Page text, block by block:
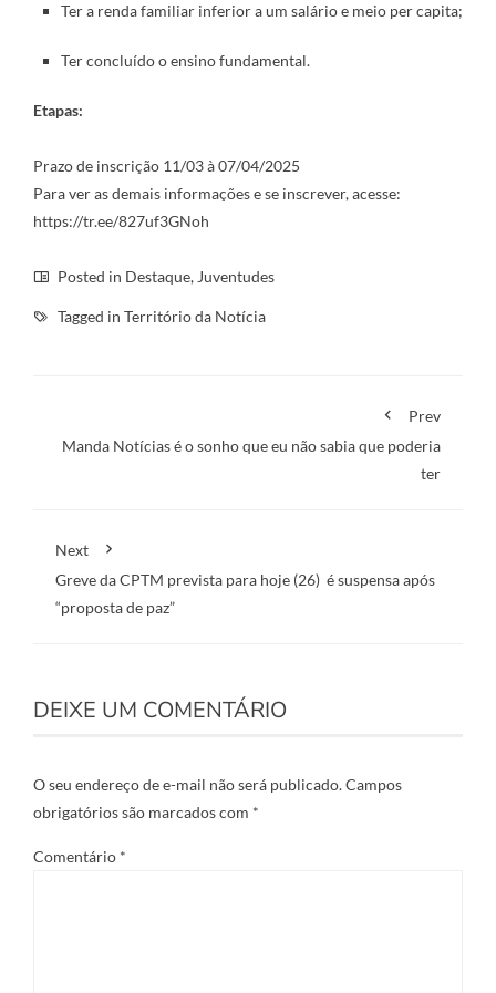
Ter a renda familiar inferior a um salário e meio per capita;
Ter concluído o ensino fundamental.
Etapas:
Prazo de inscrição 11/03 à 07/04/2025
Para ver as demais informações e se inscrever, acesse:
https://tr.ee/827uf3GNoh
Posted in Destaque, Juventudes
Tagged in Território da Notícia
Prev
Manda Notícias é o sonho que eu não sabia que poderia
ter
Next
Greve da CPTM prevista para hoje (26) é suspensa após
“proposta de paz”
DEIXE UM COMENTÁRIO
O seu endereço de e-mail não será publicado.Campos
obrigatórios são marcados com *
Comentário *